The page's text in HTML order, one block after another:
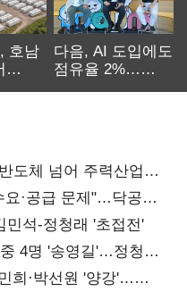
호남
다음, AI 도입에도
점유율 2%…
도체 넘어 주력산업
요·공급 문제"…닥공
석-정청래 '초접전'
4명 '송영길'…정청래
희·박선원 '양강'…